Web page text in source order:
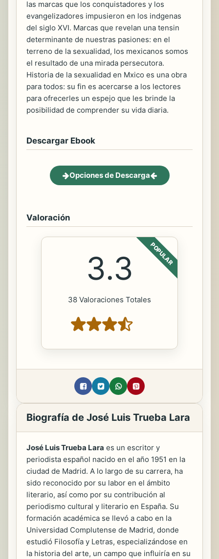
las marcas que los conquistadores y los
evangelizadores impusieron en los indgenas
del siglo XVI. Marcas que revelan una tensin
determinante de nuestras pasiones: en el
terreno de la sexualidad, los mexicanos somos
el resultado de una mirada persecutora.
Historia de la sexualidad en Mxico es una obra
para todos: su fin es acercarse a los lectores
para ofrecerles un espejo que les brinde la
posibilidad de comprender su vida diaria.
Descargar Ebook
Opciones de Descarga
Valoración
POPULAR
3.3
38 Valoraciones Totales
Biografía de José Luis Trueba Lara
José Luis Trueba Lara es un escritor y
periodista español nacido en el año 1951 en la
ciudad de Madrid. A lo largo de su carrera, ha
sido reconocido por su labor en el ámbito
literario, así como por su contribución al
periodismo cultural y literario en España. Su
formación académica se llevó a cabo en la
Universidad Complutense de Madrid, donde
estudió Filosofía y Letras, especializándose en
la historia del arte, un campo que influiría en su